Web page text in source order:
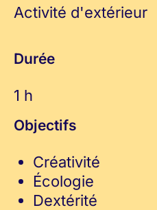
Activité d'extérieur
Durée
1 h
Objectifs
Créativité
Écologie
Dextérité